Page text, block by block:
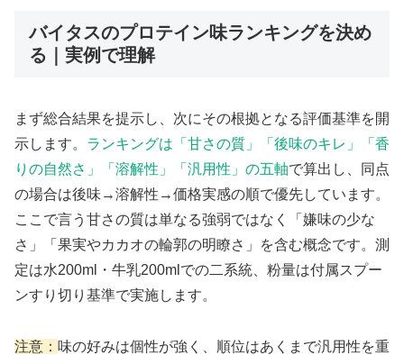
バイタスのプロテイン味ランキングを決め
る｜実例で理解
まず総合結果を提示し、次にその根拠となる評価基準を開
示します。 ランキングは「甘さの質」「後味のキレ」「香
りの自然さ」「溶解性」「汎用性」の五軸で算出し、同点
の場合は後味→溶解性→価格実感の順で優先しています。
ここで言う甘さの質は単なる強弱ではなく「嫌味の少な
さ」「果実やカカオの輪郭の明瞭さ」を含む概念です。測
定は水200ml・牛乳200mlでの二系統、粉量は付属スプー
ンすり切り基準で実施します。
注意： 味の好みは個性が強く、順位はあくまで汎用性を重